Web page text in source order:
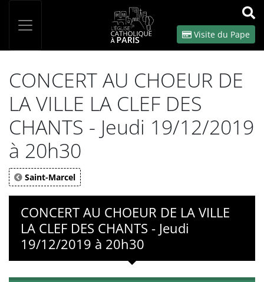
OK
Visite du Pape
CONCERT AU CHOEUR DE
LA VILLE LA CLEF DES
CHANTS - Jeudi 19/12/2019
à 20h30
Saint-Marcel
CONCERT AU CHOEUR DE LA VILLE
LA CLEF DES CHANTS - Jeudi
19/12/2019 à 20h30
Panneau de gestion des cookies